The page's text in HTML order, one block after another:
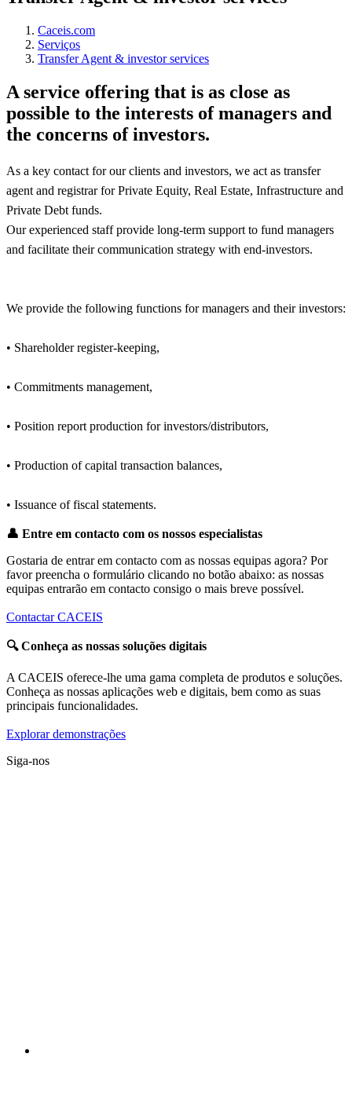
Caceis.com
Serviços
Transfer Agent & investor services
A service offering that is as close as
possible to the interests of managers and
the concerns of investors.
As a key contact for our clients and investors, we act as transfer
agent and registrar for Private Equity, Real Estate, Infrastructure and
Private Debt funds.
Our experienced staff provide long-term support to fund managers
and facilitate their communication strategy with end-investors.
We provide the following functions for managers and their investors:
• Shareholder register-keeping,
• Commitments management,
• Position report production for investors/distributors,
• Production of capital transaction balances,
• Issuance of fiscal statements.
👤 Entre em contacto com os nossos especialistas
Gostaria de entrar em contacto com as nossas equipas agora? Por
favor preencha o formulário clicando no botão abaixo: as nossas
equipas entrarão em contacto consigo o mais breve possível.
Contactar CACEIS
🔍Conheça as nossas soluções digitais
A CACEIS oferece-lhe uma gama completa de produtos e soluções.
Conheça as nossas aplicações web e digitais, bem como as suas
principais funcionalidades.
Explorar demonstrações
Siga-nos